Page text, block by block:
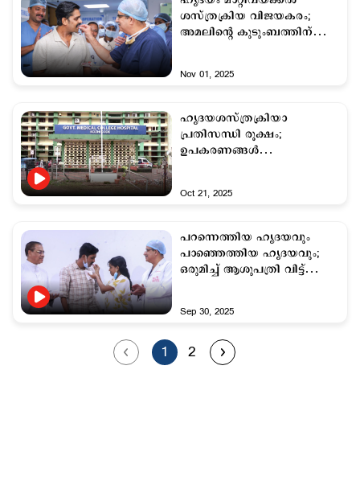
ശസ്ത്രക്രിയ വിജയകരം;
അമലിന്‍റെ കുടുംബത്തിന്
Nov 01, 2025
ഹൃദയശസ്ത്രക്രിയാ
പ്രതിസന്ധി രൂക്ഷം;
ഉപകരണങ്ങൾ
Oct 21, 2025
പറന്നെത്തിയ ഹൃദയവും
പാഞ്ഞെത്തിയ ഹൃദയവും;
ഒരുമിച്ച് ആശുപത്രി വിട്ട്
Sep 30, 2025
1 2